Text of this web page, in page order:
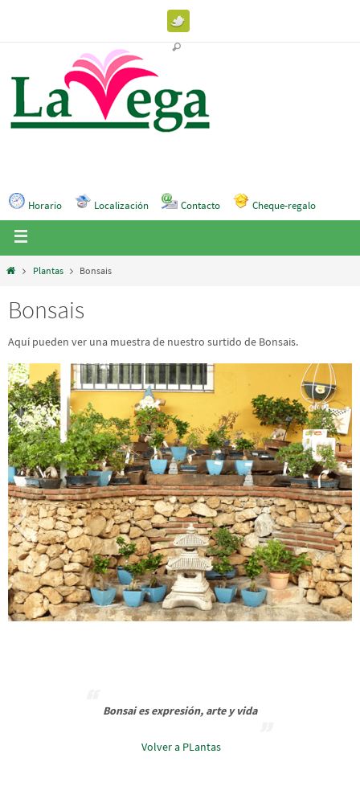
Horario Localización Contacto Cheque-regalo
Plantas Bonsais
Bonsais
Aquí pueden ver una muestra de nuestro surtido de Bonsais.
Bonsai es expresión, arte y vida
Volver a PLantas